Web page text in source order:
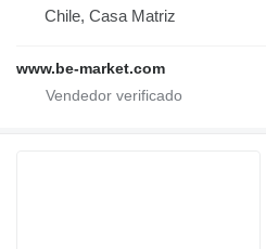
Chile, Casa Matriz
www.be-market.com